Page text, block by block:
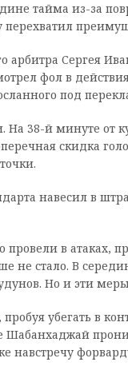
тайма из-за
арбитра Сергея
фол в
под
38-й минуте от
скидка
навесил в
в атаках,
не стало. В
Но и эти
убегать в
Шабанхаджай
навстречу